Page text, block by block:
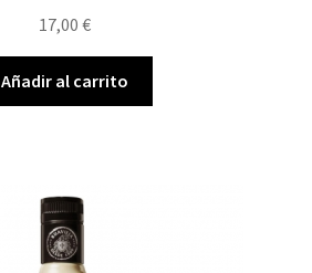
17,00 €
Añadir al carrito